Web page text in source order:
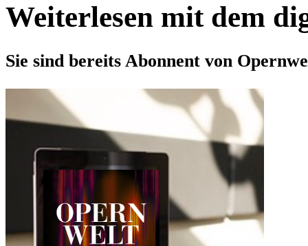
Weiterlesen mit dem
Sie sind bereits Abonnent von